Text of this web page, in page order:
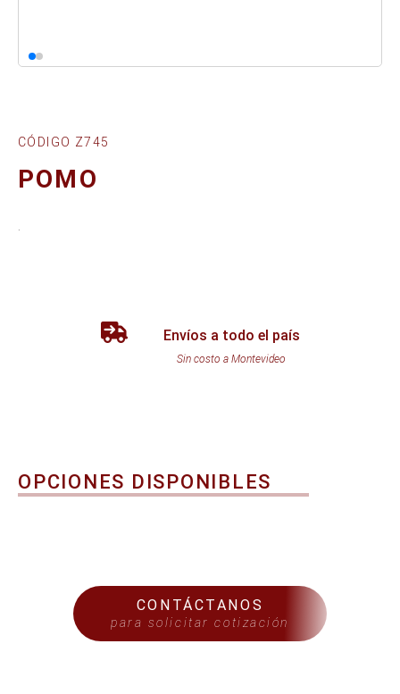
CÓDIGO Z745
POMO
Envíos a todo el país
Sin costo a Montevideo
OPCIONES DISPONIBLES
CONTÁCTANOS
para solicitar cotización